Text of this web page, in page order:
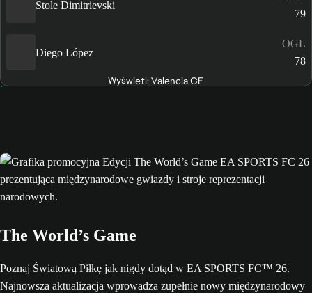
Stole Dimitrievski
79
Diego López
OGL
78
Wyświetl: Valencia CF
The World’s Game
Poznaj Światową Piłkę jak nigdy dotąd w EA SPORTS FC™ 26.
Najnowsza aktualizacja wprowadza zupełnie nowy międzynarodowy